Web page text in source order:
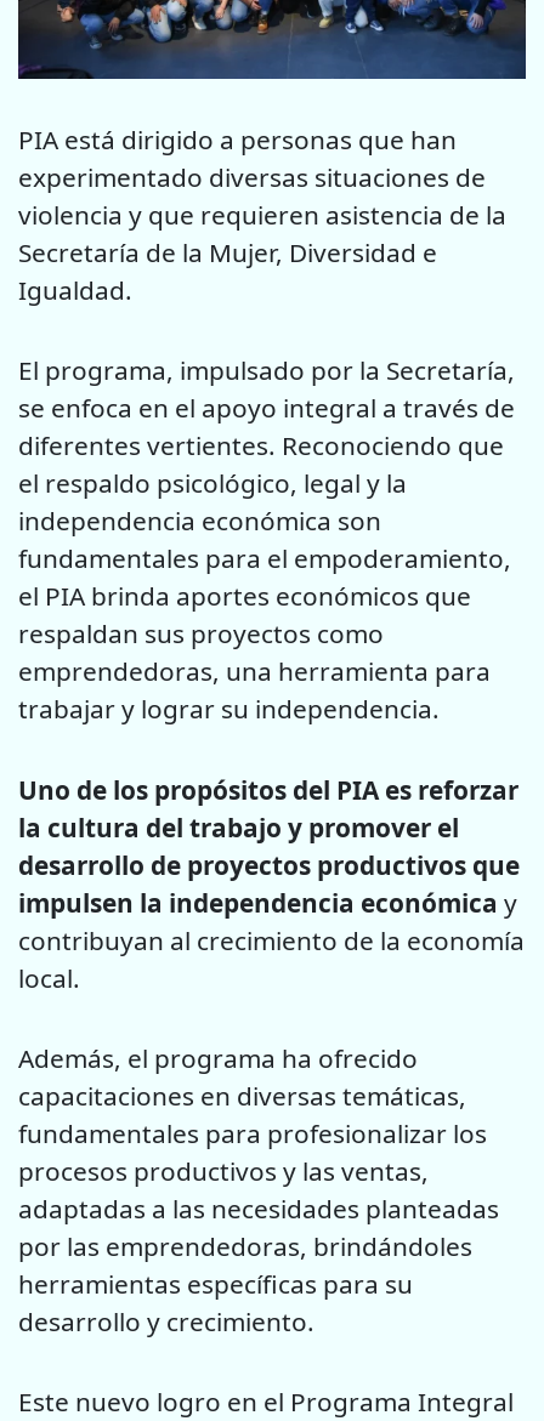
PIA está dirigido a personas que han
experimentado diversas situaciones de
violencia y que requieren asistencia de la
Secretaría de la Mujer, Diversidad e
Igualdad.
El programa, impulsado por la Secretaría,
se enfoca en el apoyo integral a través de
diferentes vertientes. Reconociendo que
el respaldo psicológico, legal y la
independencia económica son
fundamentales para el empoderamiento,
el PIA brinda aportes económicos que
respaldan sus proyectos como
emprendedoras, una herramienta para
trabajar y lograr su independencia.
Uno de los propósitos del PIA es reforzar
la cultura del trabajo y promover el
desarrollo de proyectos productivos que
impulsen la independencia económica y
contribuyan al crecimiento de la economía
local.
Además, el programa ha ofrecido
capacitaciones en diversas temáticas,
fundamentales para profesionalizar los
procesos productivos y las ventas,
adaptadas a las necesidades planteadas
por las emprendedoras, brindándoles
herramientas específicas para su
desarrollo y crecimiento.
Este nuevo logro en el Programa Integral